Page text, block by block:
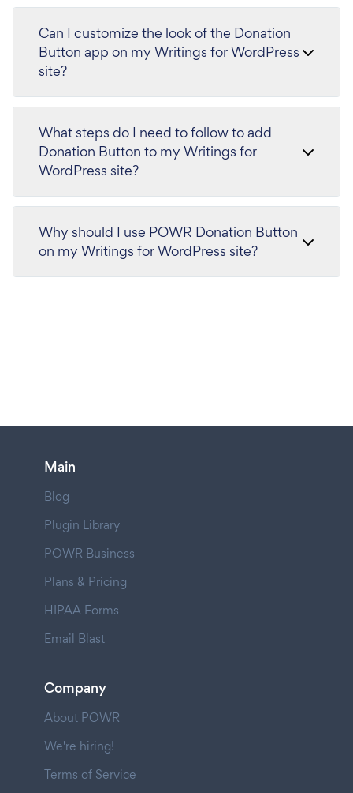
Can I customize the look of the Donation
Button app on my Writings for WordPress
site?
What steps do I need to follow to add
Donation Button to my Writings for
WordPress site?
Why should I use POWR Donation Button
on my Writings for WordPress site?
Main
Blog
Plugin Library
POWR Business
Plans & Pricing
HIPAA Forms
Email Blast
Company
About POWR
We're hiring!
Terms of Service